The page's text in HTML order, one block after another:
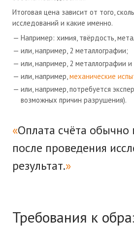
Итоговая цена зависит от того,
исследований и какие именно.
Например: химия, твёрдость,
или, например, 2 металлографии;
или, например, 2 металлографии
или, например, механические
или, например, потребуется
возможных причин разрушения).
Оплата счёта обычно
после проведения
результат.
Требования к